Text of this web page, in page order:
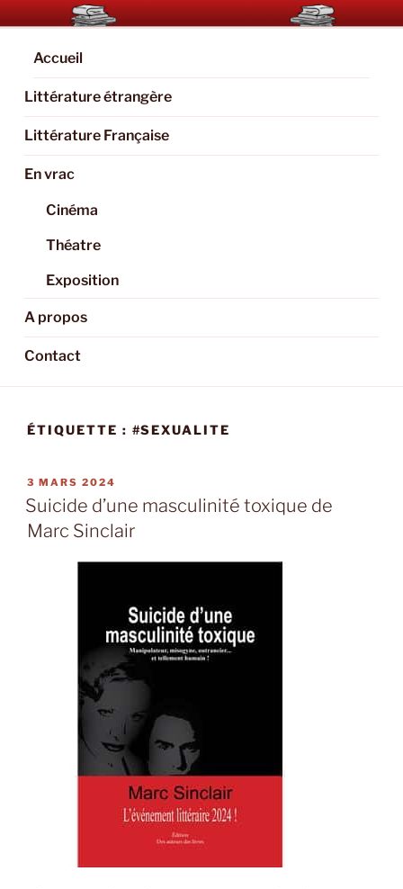
Aller
au
contenu
principal
BOOKAHOLIC.PARIS
Blog Littéraire et Culturel
Accueil
Littérature étrangère
Littérature Française
En vrac
Cinéma
Théatre
Exposition
A propos
Contact
ÉTIQUETTE : #SEXUALITE
PUBLIÉ
LE
3 MARS 2024
Suicide d’une masculinité toxique de
Marc Sinclair